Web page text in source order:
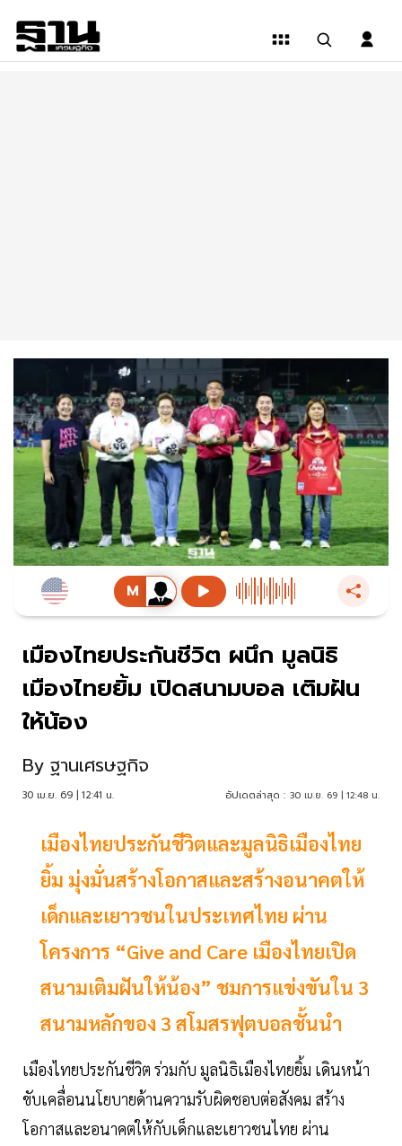
เมืองไทยประกันชีวิต ผนึก มูลนิธิ
เมืองไทยยิ้ม เปิดสนามบอล เติมฝัน
ให้น้อง
By ฐานเศรษฐกิจ
30 เม.ย. 69 | 12:41 น. อัปเดตล่าสุด : 30 เม.ย. 69 | 12:48 น.
เมืองไทยประกันชีวิตและมูลนิธิเมืองไทย
ยิ้ม มุ่งมั่นสร้างโอกาสและสร้างอนาคตให้
เด็กและเยาวชนในประเทศไทย ผ่าน
โครงการ “Give and Care เมืองไทยเปิด
สนามเติมฝันให้น้อง” ชมการแข่งขันใน 3
สนามหลักของ 3 สโมสรฟุตบอลชั้นนำ
เมืองไทยประกันชีวิต ร่วมกับ มูลนิธิเมืองไทยยิ้ม เดินหน้า
ขับเคลื่อนนโยบายด้านความรับผิดชอบต่อสังคม สร้าง
โอกาสและอนาคตให้กับเด็กและเยาวชนไทย ผ่าน